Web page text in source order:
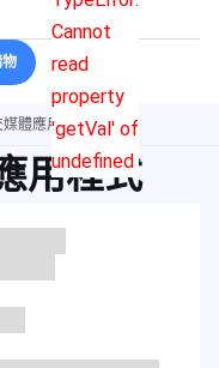
Cannot
read
property
'getVal' of
undefined
媒體應用程式
用程式